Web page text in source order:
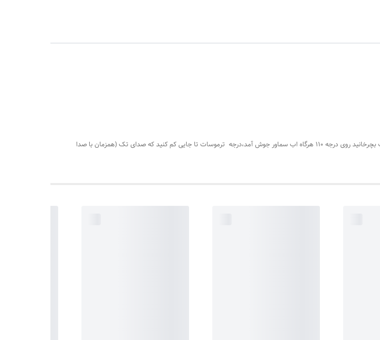
وقتی دوشاخه به برق زده شود ، سپس ترموسات را به جهت عقربه های ساعت بچرخانید روی درجه 110 هرگاه اب سماور جوش آمد،درجه ترموسات تا جایی کم کنید که صدای تک (همزمان با صدا